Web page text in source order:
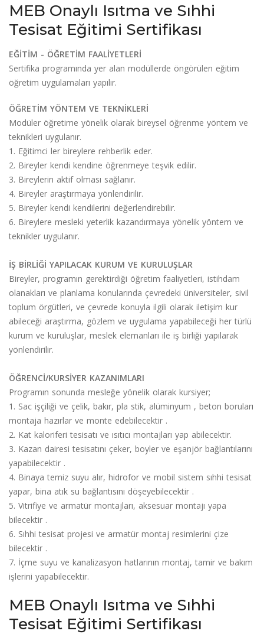
MEB Onaylı Isıtma ve Sıhhi
Tesisat Eğitimi Sertifikası
EĞİTİM - ÖĞRETİM FAALİYETLERİ
Sertifika programında yer alan modüllerde öngörülen eğitim
öğretim uygulamaları yapılır.
ÖĞRETİM YÖNTEM VE TEKNİKLERİ
Modüler öğretime yönelik olarak bireysel öğrenme yöntem ve
teknikleri uygulanır.
1. Eğitimci ler bireylere rehberlik eder.
2. Bireyler kendi kendine öğrenmeye teşvik edilir.
3. Bireylerin aktif olması sağlanır.
4. Bireyler araştırmaya yönlendirilir.
5. Bireyler kendi kendilerini değerlendirebilir.
6. Bireylere mesleki yeterlik kazandırmaya yönelik yöntem ve
teknikler uygulanır.
İŞ BİRLİĞİ YAPILACAK KURUM VE KURULUŞLAR
Bireyler, programın gerektirdiği öğretim faaliyetleri, istihdam
olanakları ve planlama konularında çevredeki üniversiteler, sivil
toplum örgütleri, ve çevrede konuyla ilgili olarak iletişim kur
abileceği araştırma, gözlem ve uygulama yapabileceği her türlü
kurum ve kuruluşlar, meslek elemanları ile iş birliği yapılarak
yönlendirilir.
ÖĞRENCİ/KURSİYER KAZANIMLARI
Programın sonunda mesleğe yönelik olarak kursiyer;
1. Sac işçiliği ve çelik, bakır, pla stik, alüminyum , beton boruları
montaja hazırlar ve monte edebilecektir .
2. Kat kaloriferi tesisatı ve ısıtıcı montajları yap abilecektir.
3. Kazan dairesi tesisatını çeker, boyler ve eşanjör bağlantılarını
yapabilecektir .
4. Binaya temiz suyu alır, hidrofor ve mobil sistem sıhhi tesisat
yapar, bina atık su bağlantısını döşeyebilecektir .
5. Vitrifiye ve armatür montajları, aksesuar montajı yapa
bilecektir .
6. Sıhhi tesisat projesi ve armatür montaj resimlerini çize
bilecektir .
7. İçme suyu ve kanalizasyon hatlarının montaj, tamir ve bakım
işlerini yapabilecektir.
MEB Onaylı Isıtma ve Sıhhi
Tesisat Eğitimi Sertifikası